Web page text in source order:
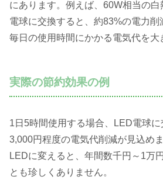
にあります。例えば、60W相当の
電球に交換すると、約83%の電力
毎日の使用時間にかかる電気代を大
実際の節約効果の例
1日5時間使用する場合、LED電球
3,000円程度の電気代削減が見込め
LEDに変えると、年間数千円～1万
とも珍しくありません。